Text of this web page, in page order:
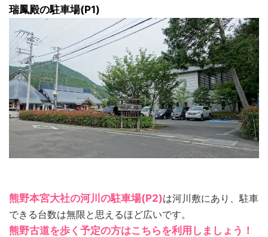
瑞鳳殿の駐車場(P1)
熊野本宮大社の河川の駐車場(P2)は河川敷にあり、駐車
できる台数は無限と思えるほど広いです。
熊野古道を歩く予定の方はこちらを利用しましょう！